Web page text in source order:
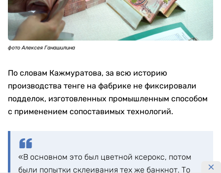
фото Алексея Ганашилина
По словам Кажмуратова, за всю историю
производства тенге на фабрике не фиксировали
подделок, изготовленных промышленным способом
с применением сопоставимых технологий.
«В основном это был цветной ксерокс, потом
были попытки склеивания тех же банкнот. То